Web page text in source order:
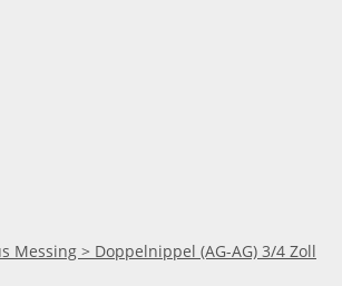
Messing > Doppelnippel (AG-AG) 3/4 Zoll